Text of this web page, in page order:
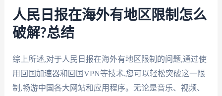
人民日报在海外有地区限制怎么
破解?总结
综上所述,对于人民日报在海外有地区限制的问题,通过使
用回国加速器和回国VPN等技术,您可以轻松突破这一限
制,畅游中国各大网站和应用程序。无论是音乐、视频、